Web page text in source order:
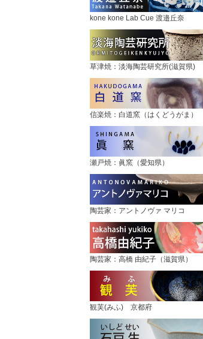
kone kone Lab Cue 渡邉丘奈
草津焼：淡海陶芸研究所(滋賀県)
信楽焼：白道窯（はくどうがま）
瀬戸焼：眞窯（愛知県）
陶芸家：アントノヴァ マリコ
陶芸家：高橋 由紀子（滋賀県）
観芙(みふ) 京都府